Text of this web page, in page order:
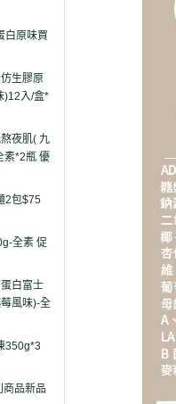
白原味買
生膠原
)12入/盒*
夜肌( 九
素*2瓶 優
2包$75
全素 促
白富士
風味)-全
350g*3
商品新品